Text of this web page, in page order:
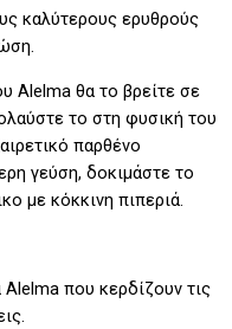
καλύτερους ερυθρούς
Alelma θα το βρείτε σε
το στη φυσική του
παρθένο
γεύση, δοκιμάστε το
με κόκκινη πιπεριά.
που κερδίζουν τις